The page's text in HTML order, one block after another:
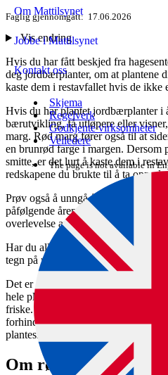
Om Mattilsynet
Jobbe i Mattilsynet
Kontakt oss
Skjema
Regelverk
Godkjente virksomheter
Veiledere
The page is not available in
Faglig gjennomgått 17.06.2026
Vis endring
Hvis du har fått beskjed fra
deg jordbærplanter, om at plantene
kaste dem i restavfallet hvis de ikke
Hvis du har plantet jordbærplanter i
bærutvikling, få utløpere eller
marg. Rød marg fører også til at
en brunrød farge i margen. Dersom
smitte, er det lurt å kaste dem i
redskapene du brukte til å ta opp
Prøv også å unngå å plante samme
påfølgende årene. Dette kan bidra til
overlevelse av smitte i jorden.
Har du allerede plantet dem, kan
tegn på rød marg.
Det er et generelt råd om å være
hele planter fra din hage til andre.
friske. Dette gjelder uansett
forhindre spredning av alle typer
planteskadegjørere
Om rød marg